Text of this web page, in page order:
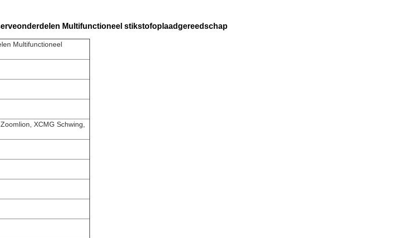
Multifunctioneel stikstofoplaadgereedschap
Multifunctioneel
XCMG Schwing,